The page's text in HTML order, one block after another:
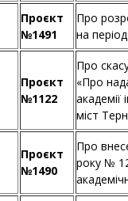
Проєкт
№1491
Про
на
Проєкт
№1122
Про
«Про
міст
Проєкт
№1490
Про
року №